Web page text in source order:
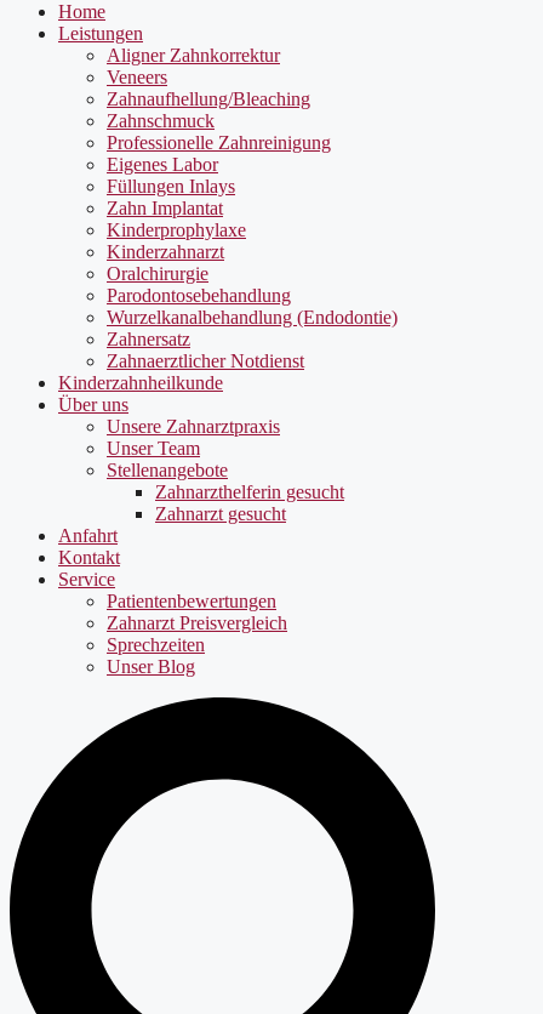
Home
Leistungen
Aligner Zahnkorrektur
Veneers
Zahnaufhellung/Bleaching
Zahnschmuck
Professionelle Zahnreinigung
Eigenes Labor
Füllungen Inlays
Zahn Implantat
Kinderprophylaxe
Kinderzahnarzt
Oralchirurgie
Parodontosebehandlung
Wurzelkanalbehandlung (Endodontie)
Zahnersatz
Zahnaerztlicher Notdienst
Kinderzahnheilkunde
Über uns
Unsere Zahnarztpraxis
Unser Team
Stellenangebote
Zahnarzthelferin gesucht
Zahnarzt gesucht
Anfahrt
Kontakt
Service
Patientenbewertungen
Zahnarzt Preisvergleich
Sprechzeiten
Unser Blog